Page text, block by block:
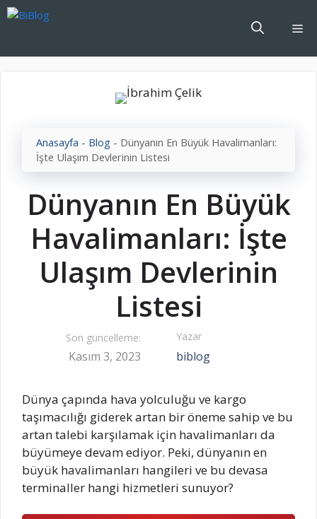
İçeriğe
Anasayfa - Blog - Dünyanın En Büyük Havalimanları:
İşte Ulaşım Devlerinin Listesi
Dünyanın En Büyük
Havalimanları: İşte
Ulaşım Devlerinin
Listesi
Son güncelleme:
Kasım 3, 2023
Yazar
biblog
Dünya çapında hava yolculuğu ve kargo
taşımacılığı giderek artan bir öneme sahip ve bu
artan talebi karşılamak için havalimanları da
büyümeye devam ediyor. Peki, dünyanın en
büyük havalimanları hangileri ve bu devasa
terminaller hangi hizmetleri sunuyor?